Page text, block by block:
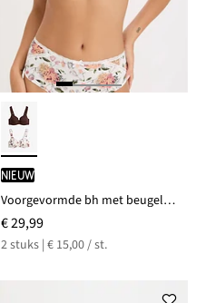
Nieuw
Voorgevormde bh met beugels en biologisch katoen (set van 2)
€ 29,99
2 stuks | € 15,00 / st.